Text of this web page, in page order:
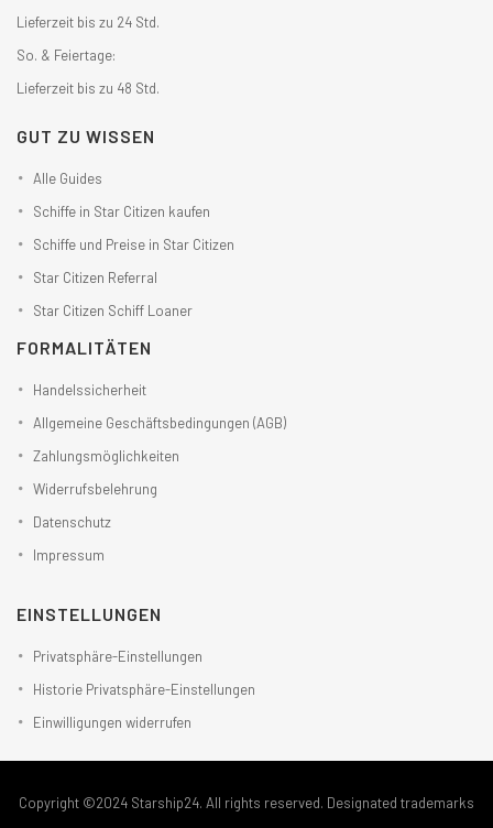
Lieferzeit bis zu 24 Std.
So. & Feiertage:
Lieferzeit bis zu 48 Std.
GUT ZU WISSEN
Alle Guides
Schiffe in Star Citizen kaufen
Schiffe und Preise in Star Citizen
Star Citizen Referral
Star Citizen Schiff Loaner
FORMALITÄTEN
Handelssicherheit
Allgemeine Geschäftsbedingungen (AGB)
Zahlungsmöglichkeiten
Widerrufsbelehrung
Datenschutz
Impressum
EINSTELLUNGEN
Privatsphäre-Einstellungen
Historie Privatsphäre-Einstellungen
Einwilligungen widerrufen
Copyright ©2024 Starship24. All rights reserved. Designated trademarks